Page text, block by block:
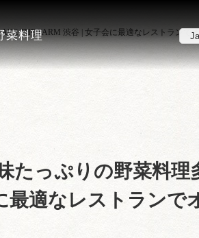
菜料理
THE FARM 渋谷 | 女子会に最適なレストランで
たっぷりの野菜料
最適なレストランで